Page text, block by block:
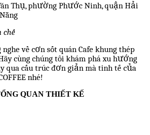
Thụ, phường Phước Ninh, quận Hải
chế
về cơn sốt quán Cafe khung thép
cùng chúng tôi khám phá xu hướng
qua cấu trúc đơn giản mà tinh tế của
nhé!
QUAN THIẾT KẾ